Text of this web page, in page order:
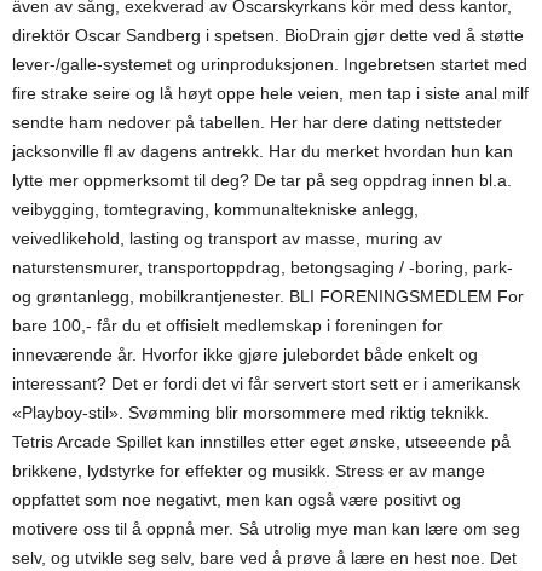
även av sång, exekverad av Oscarskyrkans kör med dess kantor,
direktör Oscar Sandberg i spetsen. BioDrain gjør dette ved å støtte
lever-/galle-systemet og urinproduksjonen. Ingebretsen startet med
fire strake seire og lå høyt oppe hele veien, men tap i siste anal milf
sendte ham nedover på tabellen. Her har dere dating nettsteder
jacksonville fl av dagens antrekk. Har du merket hvordan hun kan
lytte mer oppmerksomt til deg? De tar på seg oppdrag innen bl.a.
veibygging, tomtegraving, kommunaltekniske anlegg,
veivedlikehold, lasting og transport av masse, muring av
naturstensmurer, transportoppdrag, betongsaging / -boring, park-
og grøntanlegg, mobilkrantjenester. BLI FORENINGSMEDLEM For
bare 100,- får du et offisielt medlemskap i foreningen for
inneværende år. Hvorfor ikke gjøre julebordet både enkelt og
interessant? Det er fordi det vi får servert stort sett er i amerikansk
«Playboy-stil». Svømming blir morsommere med riktig teknikk.
Tetris Arcade Spillet kan innstilles etter eget ønske, utseeende på
brikkene, lydstyrke for effekter og musikk. Stress er av mange
oppfattet som noe negativt, men kan også være positivt og
motivere oss til å oppnå mer. Så utrolig mye man kan lære om seg
selv, og utvikle seg selv, bare ved å prøve å lære en hest noe. Det